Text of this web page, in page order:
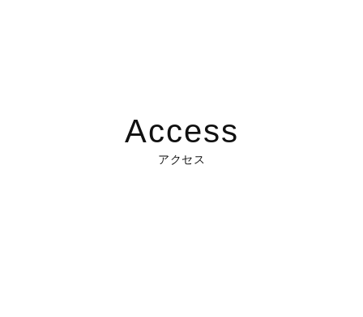
Access
アクセス